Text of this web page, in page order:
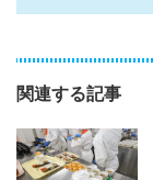
関連する記事